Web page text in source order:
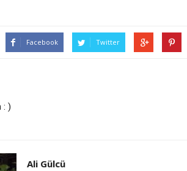
Facebook Twitter
: )
Ali Gülcü